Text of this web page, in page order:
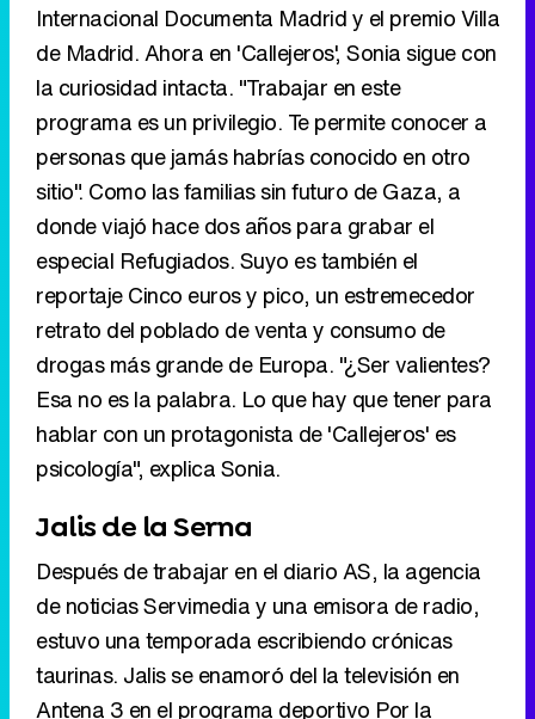
Internacional Documenta Madrid y el premio Villa
de Madrid. Ahora en 'Callejeros', Sonia sigue con
la curiosidad intacta. "Trabajar en este
programa es un privilegio. Te permite conocer a
personas que jamás habrías conocido en otro
sitio". Como las familias sin futuro de Gaza, a
donde viajó hace dos años para grabar el
especial Refugiados. Suyo es también el
reportaje Cinco euros y pico, un estremecedor
retrato del poblado de venta y consumo de
drogas más grande de Europa. "¿Ser valientes?
Esa no es la palabra. Lo que hay que tener para
hablar con un protagonista de 'Callejeros' es
psicología", explica Sonia.
Jalis de la Serna
Después de trabajar en el diario AS, la agencia
de noticias Servimedia y una emisora de radio,
estuvo una temporada escribiendo crónicas
taurinas. Jalis se enamoró del la televisión en
Antena 3 en el programa deportivo Por la